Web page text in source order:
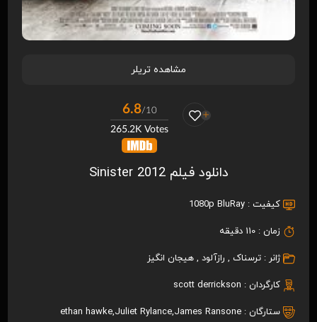
مشاهده تریلر
6.8/10
265.2K Votes
دانلود فیلم Sinister 2012
کیفیت : 1080p BluRay
زمان : 110 دقیقه
ژانر : ترسناک , رازآلود ,هیجان انگیز
کارگردان : scott derrickson
ستارگان : ethan hawke,Juliet Rylance,James Ransone